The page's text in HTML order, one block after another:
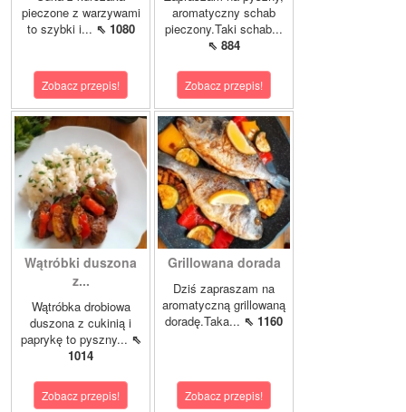
pieczone z warzywami
to szybki i... ⇖ 1080
Zobacz przepis!
aromatyczny schab
pieczony.Taki schab...
⇖ 884
Zobacz przepis!
Wątróbki duszona
z...
Wątróbka drobiowa
duszona z cukinią i
paprykę to pyszny... ⇖
1014
Zobacz przepis!
Grillowana dorada
Dziś zapraszam na
aromatyczną grillowaną
doradę.Taka... ⇖ 1160
Zobacz przepis!